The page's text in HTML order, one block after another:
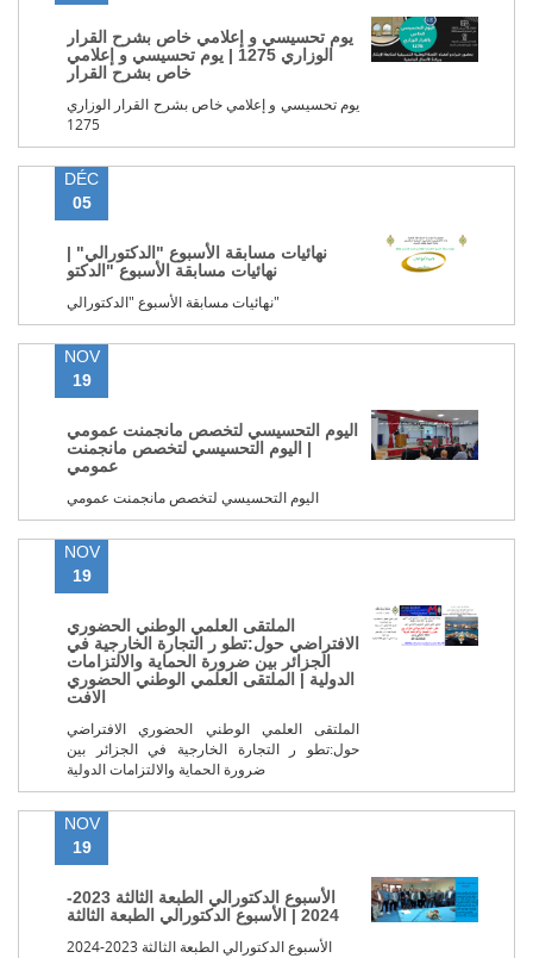
يوم تحسيسي و إعلامي خاص بشرح القرار
الوزاري 1275 | يوم تحسيسي و إعلامي
خاص بشرح القرار
يوم تحسيسي و إعلامي خاص بشرح القرار الوزاري
1275
DÉC
05
نهائيات مسابقة الأسبوع "الدكتورالي" |
نهائيات مسابقة الأسبوع "الدكتو
نهائيات مسابقة الأسبوع "الدكتورالي"
NOV
19
اليوم التحسيسي لتخصص مانجمنت عمومي
| اليوم التحسيسي لتخصص مانجمنت
عمومي
اليوم التحسيسي لتخصص مانجمنت عمومي
NOV
19
الملتقى العلمي الوطني الحضوري
الافتراضي حول:تطو ر التجارة الخارجية في
الجزائر بين ضرورة الحماية والالتزامات
الدولية | الملتقى العلمي الوطني الحضوري
الافت
الملتقى العلمي الوطني الحضوري الافتراضي
حول:تطو ر التجارة الخارجية في الجزائر بين
ضرورة الحماية والالتزامات الدولية
NOV
19
الأسبوع الدكتورالي الطبعة الثالثة 2023-
2024 | الأسبوع الدكتورالي الطبعة الثالثة
الأسبوع الدكتورالي الطبعة الثالثة 2023-2024